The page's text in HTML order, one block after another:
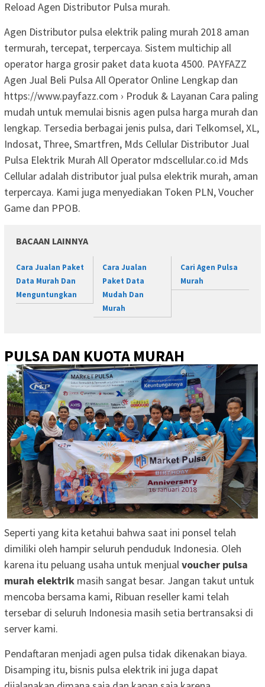
Reload Agen Distributor Pulsa murah.
Agen Distributor pulsa elektrik paling murah 2018 aman
termurah, tercepat, terpercaya. Sistem multichip all
operator harga grosir paket data kuota 4500. PAYFAZZ
Agen Jual Beli Pulsa All Operator Online Lengkap dan
https://www.payfazz.com › Produk & Layanan Cara paling
mudah untuk memulai bisnis agen pulsa harga murah dan
lengkap. Tersedia berbagai jenis pulsa, dari Telkomsel, XL,
Indosat, Three, Smartfren, Mds Cellular Distributor Jual
Pulsa Elektrik Murah All Operator mdscellular.co.id Mds
Cellular adalah distributor jual pulsa elektrik murah, aman
terpercaya. Kami juga menyediakan Token PLN, Voucher
Game dan PPOB.
BACAAN LAINNYA
Cara Jualan Paket
Data Murah Dan
Menguntungkan
Cara Jualan
Paket Data
Mudah Dan
Murah
Cari Agen Pulsa
Murah
PULSA DAN KUOTA MURAH
Seperti yang kita ketahui bahwa saat ini ponsel telah
dimiliki oleh hampir seluruh penduduk Indonesia. Oleh
karena itu peluang usaha untuk menjualvoucher pulsa
murah elektrik masih sangat besar. Jangan takut untuk
mencoba bersama kami, Ribuan reseller kami telah
tersebar di seluruh Indonesia masih setia bertransaksi di
server kami.
Pendaftaran menjadi agen pulsa tidak dikenakan biaya.
Disamping itu, bisnis pulsa elektrik ini juga dapat